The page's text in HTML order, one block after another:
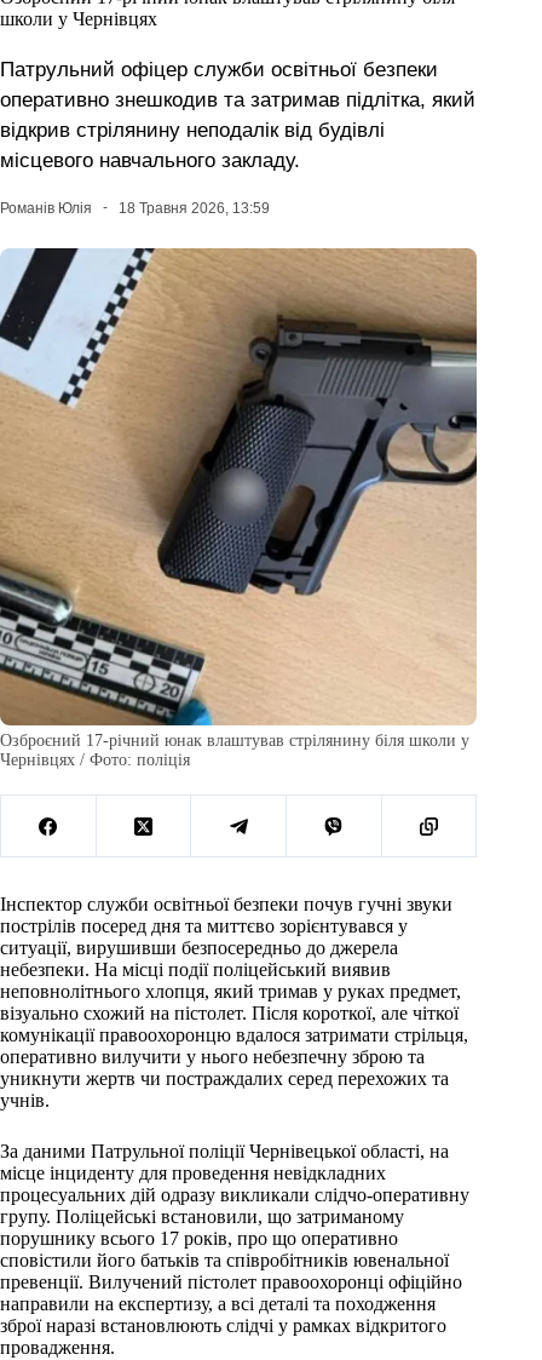
школи у Чернівцях
Патрульний офіцер служби освітньої безпеки
оперативно знешкодив та затримав підлітка, який
відкрив стрілянину неподалік від будівлі
місцевого навчального закладу.
Романів Юлія 18 Травня 2026, 13:59
Озброєний 17-річний юнак влаштував стрілянину біля школи у
Чернівцях / Фото: поліція
Інспектор служби освітньої безпеки почув гучні звуки
пострілів посеред дня та миттєво зорієнтувався у
ситуації, вирушивши безпосередньо до джерела
небезпеки. На місці події поліцейський виявив
неповнолітнього хлопця, який тримав у руках предмет,
візуально схожий на пістолет. Після короткої, але чіткої
комунікації правоохоронцю вдалося затримати стрільця,
оперативно вилучити у нього небезпечну зброю та
уникнути жертв чи постраждалих серед перехожих та
учнів.
За даними Патрульної поліції Чернівецької області, на
місце інциденту для проведення невідкладних
процесуальних дій одразу викликали слідчо-оперативну
групу. Поліцейські встановили, що затриманому
порушнику всього 17 років, про що оперативно
сповістили його батьків та співробітників ювенальної
превенції. Вилучений пістолет правоохоронці офіційно
направили на експертизу, а всі деталі та походження
зброї наразі встановлюють слідчі у рамках відкритого
провадження.